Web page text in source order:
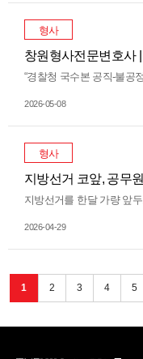
형사
2026-05-08
형사
2026-04-29
1 2 3 4 5